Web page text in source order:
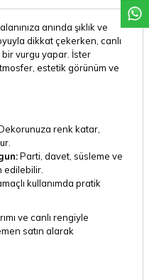
anında şıklık ve
dikkat çekerken, canlı
vurgu yapar. İster
estetik görünüm ve
renk katar,
Parti, davet, süsleme ve
kullanımda pratik
ve canlı rengiyle
satın alarak